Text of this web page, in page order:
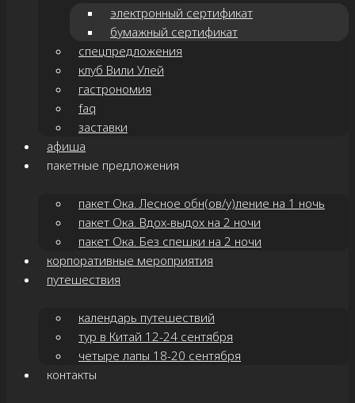
электронный сертификат
бумажный сертификат
спецпредложения
клуб Вили Улей
гастрономия
faq
заставки
афиша
пакетные предложения
пакет Ока. Лесное обн(ов/у)ление на 1 ночь
пакет Ока. Вдох-выдох на 2 ночи
пакет Ока. Без спешки на 2 ночи
корпоративные мероприятия
путешествия
календарь путешествий
тур в Китай 12-24 сентября
четыре лапы 18-20 сентября
контакты